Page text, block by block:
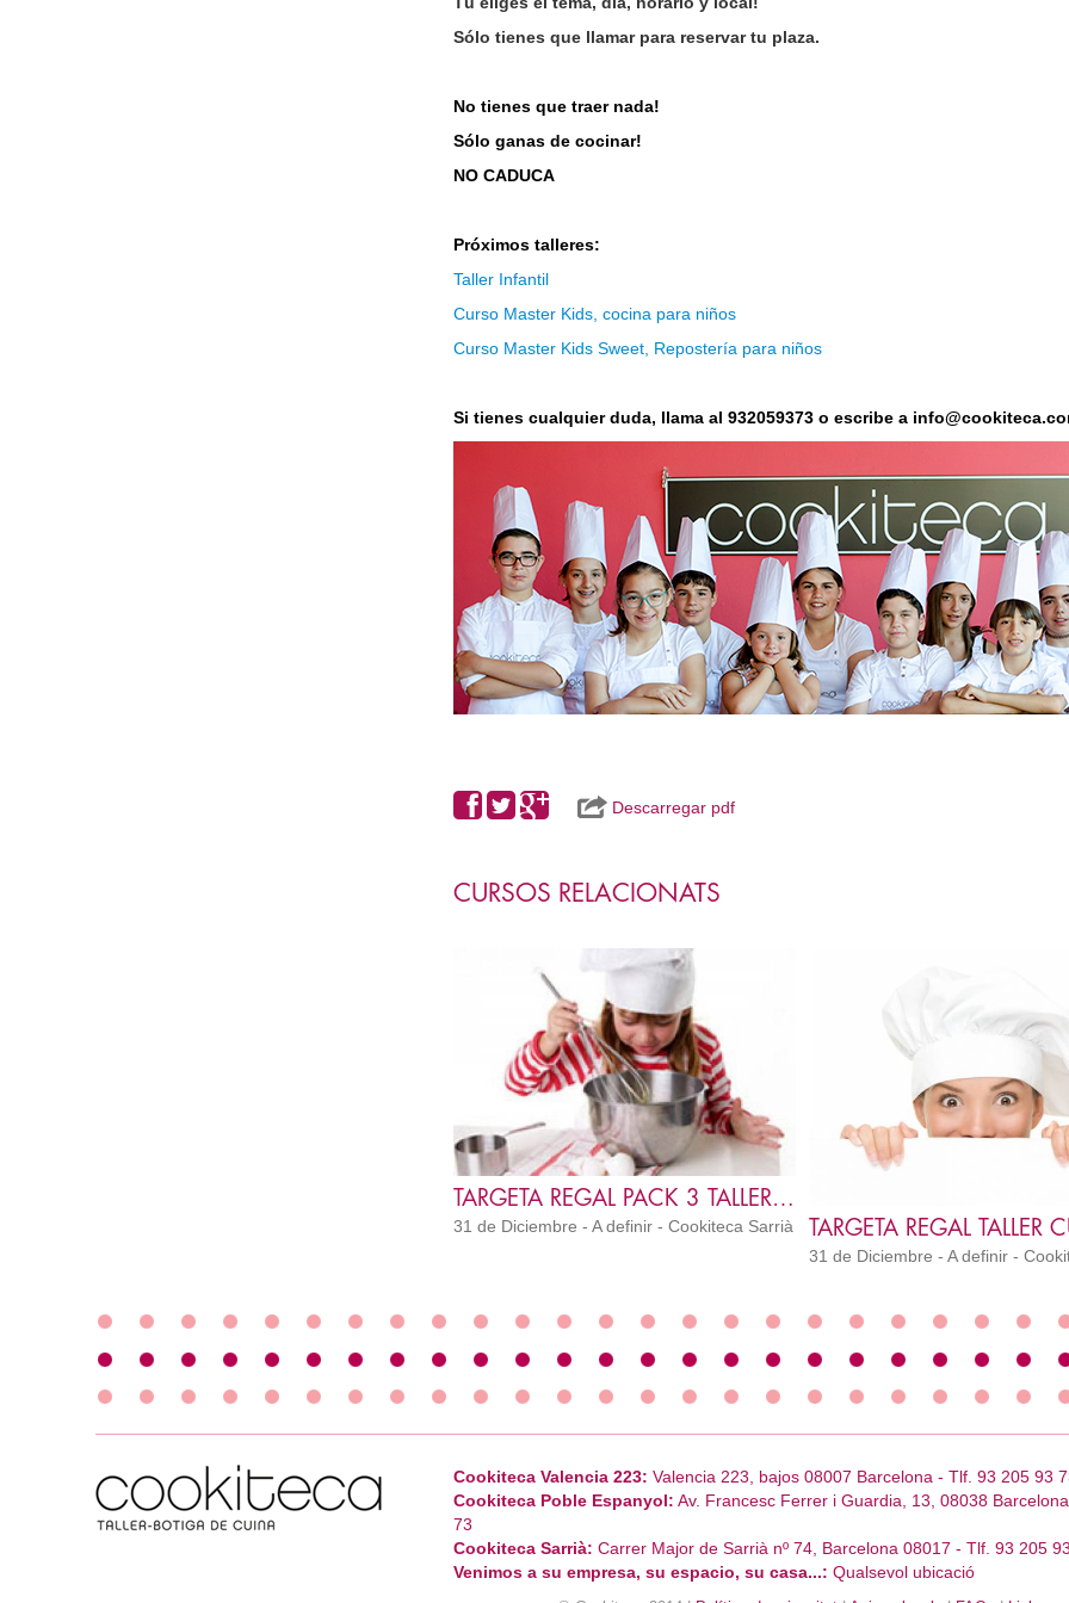
Sólo tienes que llamar para reservar tu plaza.
No tienes que traer nada!
Sólo ganas de cocinar!
NO CADUCA
Próximos talleres:
Taller Infantil
Curso Master Kids, cocina para niños
Curso Master Kids Sweet, Repostería para niños
Si tienes cualquier duda, llama al 932059373 o escribe a
Descarregar pdf
CURSOS RELACIONATS
TARGETA REGAL PACK 3 TALLERS MASTER KIDS
31 de Diciembre - A definir - Cookiteca Sarrià
31 de Diciembre - A definir -
Cookiteca Valencia 223: Valencia 223, bajos 08007 Barcelona - Tlf. 93 205 93
Cookiteca Poble Espanyol: Av. Francesc Ferrer i Guardia, 13, 08038
73
Cookiteca Sarrià: Carrer Major de Sarrià nº 74, Barcelona 08017 - Tlf. 93 205
Venimos a su empresa, su espacio, su casa...: Qualsevol ubicació